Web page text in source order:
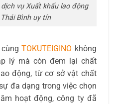
vụ Xuất khẩu lao động
Bình uy tín
cùngTOKUTEIGINO không
lý mà còn đem lại chất
động, từ cơ sở vật chất
đa dạng trong việc chọn
hoạt động, công ty đã